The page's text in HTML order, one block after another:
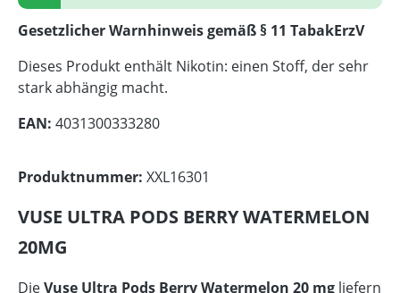
Gesetzlicher Warnhinweis gemäß § 11 TabakErzV
Dieses Produkt enthält Nikotin: einen Stoff, der sehr
stark abhängig macht.
EAN: 4031300333280
Produktnummer: XXL16301
VUSE ULTRA PODS BERRY WATERMELON
20MG
DieVuse Ultra Pods Berry Watermelon 20 mg liefern